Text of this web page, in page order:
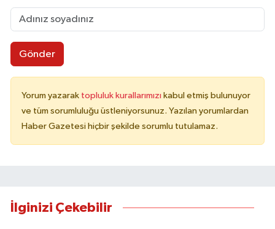
Gönder
Yorum yazarak topluluk kurallarımızı kabul etmiş bulunuyor
ve tüm sorumluluğu üstleniyorsunuz. Yazılan yorumlardan
Haber Gazetesi hiçbir şekilde sorumlu tutulamaz.
İlginizi Çekebilir